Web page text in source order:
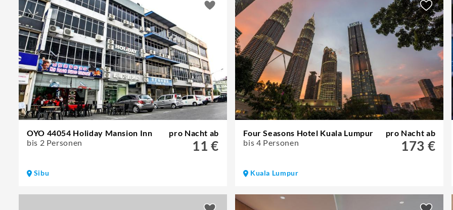
OYO 44054 Holiday Mansion Inn
bis 2 Personen
pro Nacht ab
11 €
Sibu
Four Seasons Hotel Kuala Lumpur
bis 4 Personen
pro Nacht ab
173 €
Kuala Lumpur